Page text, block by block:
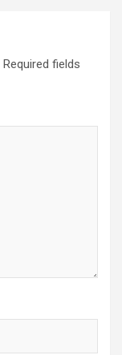
Required fields